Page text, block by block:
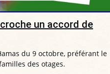
un accord de
du 9 octobre, préférant le
des otages.